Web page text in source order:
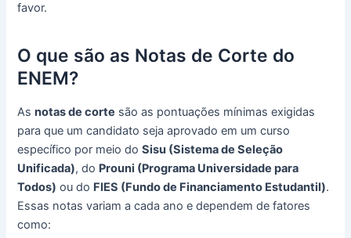
favor.
O que são as Notas de Corte do
ENEM?
Asnotas de corte são as pontuações mínimas exigidas
para que um candidato seja aprovado em um curso
específico por meio doSisu (Sistema de Seleção
Unificada), do Prouni (Programa Universidade para
Todos) ou do FIES (Fundo de Financiamento Estudantil).
Essas notas variam a cada ano e dependem de fatores
como: